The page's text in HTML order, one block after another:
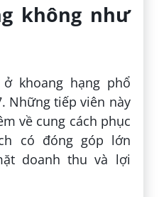
không như
khoang hạng phổ
Những tiếp viên này
về cung cách phục
có đóng góp lớn
doanh thu và lợi